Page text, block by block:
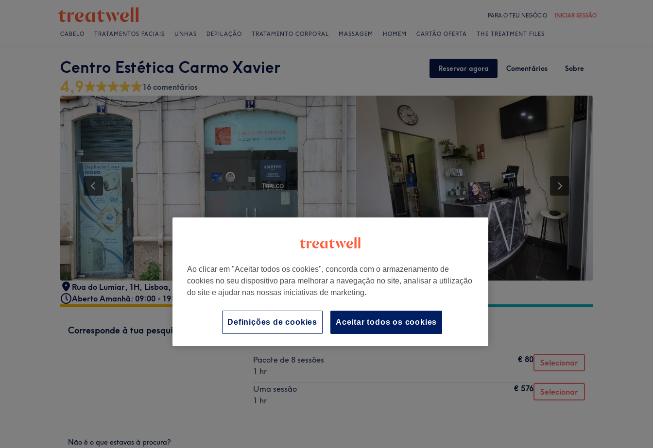
PARA O TEU NEGÓCIO INICIAR SESSÃO
CABELO TRATAMENTOS FACIAIS UNHAS DEPILAÇÃO TRATAMENTO CORPORAL MASSAGEM HOMEM CARTÃO OFERTA THE TREATMENT FILES
Centro Estética Carmo Xavier Reservar agora Comentários Sobre
4,9 16 comentários
Rua do Lumiar, 1H, Lisboa,
Aberto Amanhã: 09:00 - 19:00
Corresponde à tua pesquisa
Pacote de 8 sessões
1 hr
€ 80 Selecionar
Uma sessão
1 hr
€ 576 Selecionar
Não é o que estavas à procura?
Ao clicar em "Aceitar todos os cookies", concorda com o armazenamento de
cookies no seu dispositivo para melhorar a navegação no site, analisar a utilização
do site e ajudar nas nossas iniciativas de marketing.
Aceitar todos os cookies
Definições de cookies